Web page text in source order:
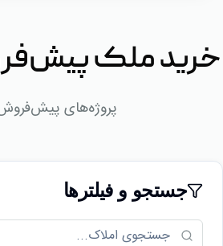
خرید ملک
پروژه‌های
جستجو و فیلترها